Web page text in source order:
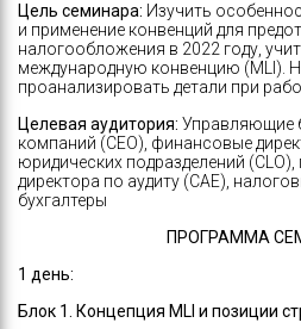
Цель семинара: Изучить
и применение конвенций для
налогообложения в 2022 году,
международную конвенцию (MLI).
проанализировать детали при
Целевая аудитория: Управляющие
компаний (CEO), финансовые
юридических подразделений (CLO),
директора по аудиту (CAE),
бухгалтеры
ПРОГРАММА
1 день:
Блок 1. Концепция MLI и позиции